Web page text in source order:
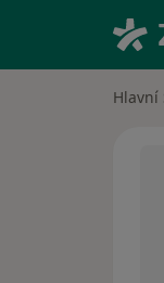
Hlavní